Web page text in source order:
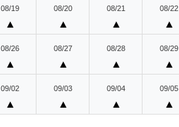
08/19
▲
08/20
▲
08/21
▲
08/22
▲
08/26
▲
08/27
▲
08/28
▲
08/29
▲
09/02
▲
09/03
▲
09/04
▲
09/05
▲